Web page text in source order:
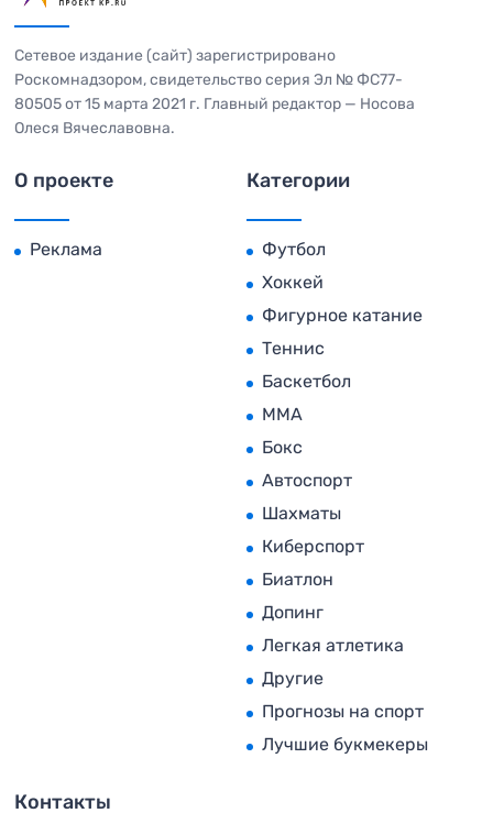
Сетевое издание (сайт) зарегистрировано
Роскомнадзором, свидетельство серия Эл № ФС77-
80505 от 15 марта 2021 г. Главный редактор — Носова
Олеся Вячеславовна.
О проекте
Реклама
Категории
Футбол
Хоккей
Фигурное катание
Теннис
Баскетбол
MMA
Бокс
Автоспорт
Шахматы
Киберспорт
Биатлон
Допинг
Легкая атлетика
Другие
Прогнозы на спорт
Лучшие букмекеры
Контакты